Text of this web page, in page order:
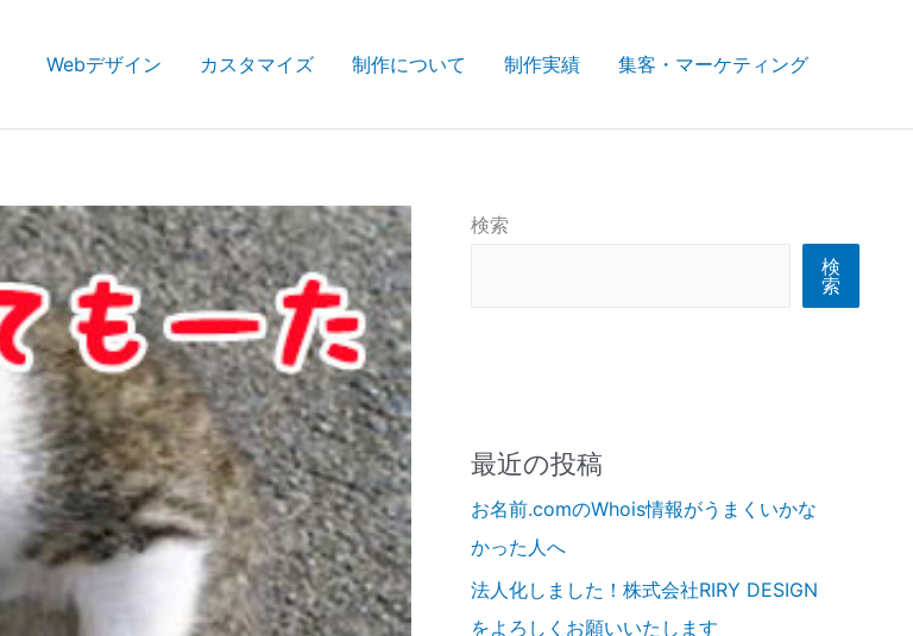
Webデザイン カスタマイズ 制作について 制作実績 集客・マーケティング
検索
検
索
最近の投稿
お名前.comのWhois情報がうまくいかな
かった人へ
法人化しました！株式会社RIRY DESIGN
をよろしくお願いいたします